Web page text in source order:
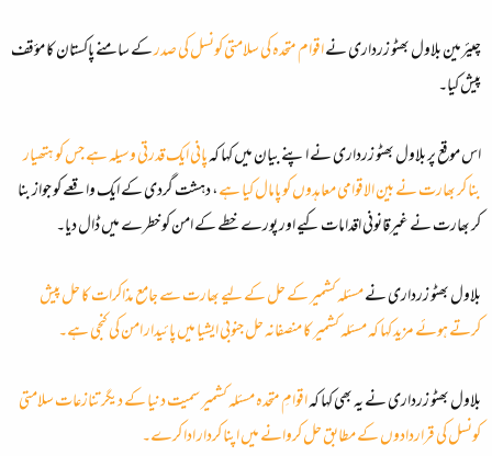
چیئرمین بلاول بھٹو زرداری نےاقوام متحدہ کی سلامتی کونسل کی صدرکے سامنے پاکستان کا مؤقف
پیش کیا۔
اس موقع پر بلاول بھٹو زرداری نے اپنے بیان میں کہا کہپانی ایک قدرتی وسیلہ ہے جس کو ہتھیار
بنا کر بھارت نے بین الاقوامی معاہدوں کو پامال کیا ہے، دہشت گردی کے ایک واقعے کو جواز بنا
کر بھارت نے غیرقانونی اقدامات کیے اور پورے خطے کے امن کو خطرے میں ڈال دیا۔
بلاول بھٹو زرداری نےمسئلہ کشمیر کے حل کے لیے بھارت سے جامع مذاکرات کا حل پیش
کرتے ہوئے مزید کہا کہ مسئلہ کشمیر کا منصفانہ حل جنوبی ایشیا میں پائیدار امن کی کنجی ہے۔
بلاول بھٹو زرداری نے یہ بھی کہا کہاقوامِ متحدہ مسئلہ کشمیر سمیت دنیا کے دیگر تنازعات سلامتی
کونسل کی قراردادوں کے مطابق حل کروانے میں اپنا کردار ادا کرے۔